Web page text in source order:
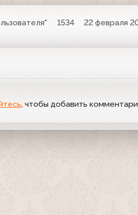
1534
22 февраля
, чтобы добавить